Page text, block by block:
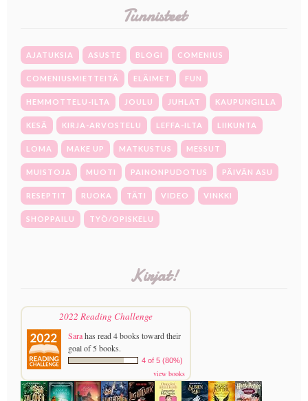
Tunnisteet
AJATUKSIA ASUSTE BLOGI COMENIUS
COMENIUSMIETTEITÄ ELÄIMET FUN
HEMMOTTELU-ILTA JOULU JUHLAT KAUPUNGILLA
KESÄ KIRJA-ARVOSTELU LEFFA-ILTA LIIKUNTA
LOMA MAKE UP MATKUSTUS MESSUT
MUISTOJA MUOTI PAINONPUDOTUS PÄIVÄN ASU
RESEPTIT RUOKA TÄTI VIDEO VINKKI
SHOPPAILU TYÖ/OPISKELU
Kirjat!
2022 Reading Challenge
Sarahas read 4 books toward their
goal of 5 books.
4 of 5 (80%)
view books